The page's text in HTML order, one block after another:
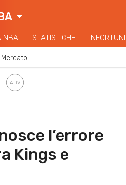
NBA STATISTICHE INFORTUNI
Mercato
l’errore
Kings e